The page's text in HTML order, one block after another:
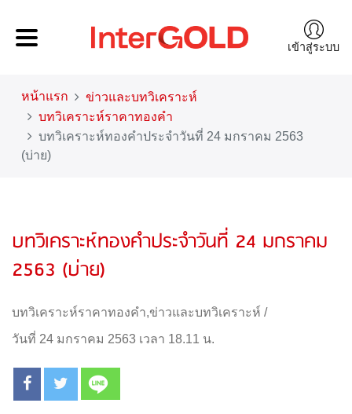
เข้าสู่ระบบ
หน้าแรก
ข่าวและบทวิเคราะห์
บทวิเคราะห์ราคาทองคำ
บทวิเคราะห์ทองคำประจำวันที่ 24 มกราคม 2563
(บ่าย)
บทวิเคราะห์ทองคำประจำวันที่ 24 มกราคม
2563 (บ่าย)
บทวิเคราะห์ราคาทองคำ,ข่าวและบทวิเคราะห์ /
วันที่ 24 มกราคม 2563 เวลา 18.11 น.